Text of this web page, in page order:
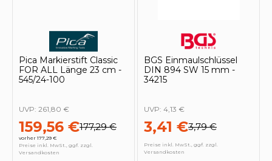
Pica Markierstift Classic
FOR ALL Länge 23 cm -
545/24-100
159,56 €177,29 €
vorher 177,29 €
UVP: 261,80 €
Preise inkl. MwSt., ggf. zzgl.
Versandkosten
BGS Einmaulschlüssel
DIN 894 SW 15 mm -
34215
3,41 €3,79 €
UVP: 4,13 €
Preise inkl. MwSt., ggf. zzgl.
Versandkosten